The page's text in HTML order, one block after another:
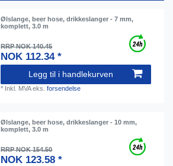
Ølslange, beer hose, drikkeslanger - 7 mm,
komplett, 3.0 m
RRP NOK 140.45
NOK 112.34 *
Legg til i handlekurven
* Inkl. MVAeks.forsendelse
Ølslange, beer hose, drikkeslanger - 10 mm,
komplett, 3.0 m
RRP NOK 154.50
NOK 123.58 *